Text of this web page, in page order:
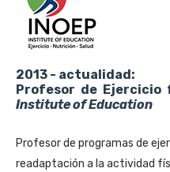
2013 - actualidad:
Profesor de Ejercicio
Institute of Education
Profesor de programas de
readaptación a la actividad